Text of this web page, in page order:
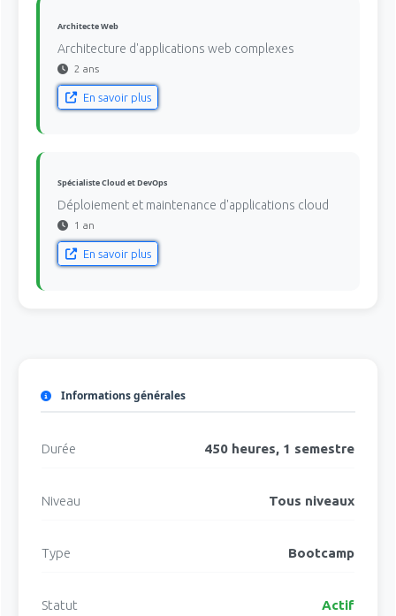
Architecte Web
Architecture d'applications web complexes
2 ans
En savoir plus
Spécialiste Cloud et DevOps
Déploiement et maintenance d'applications cloud
1 an
En savoir plus
Informations générales
Durée 450 heures, 1 semestre
Niveau Tous niveaux
Type Bootcamp
Statut Actif